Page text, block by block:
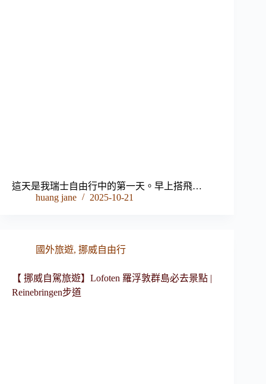
這天是我瑞士自由行中的第一天。早上搭飛…
huang jane
2025-10-21
國外旅遊, 挪威自由行
【 挪威自駕旅遊】Lofoten 羅浮敦群島必去景點 |
Reinebringen步道